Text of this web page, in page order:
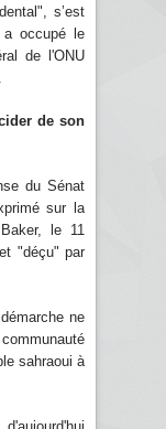
s’est
a occupé le
de l'ONU
de son
du Sénat
sur la
le 11
"déçu" par
ne
sahraoui à